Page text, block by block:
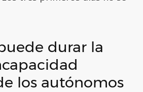
durar la
los autónomos